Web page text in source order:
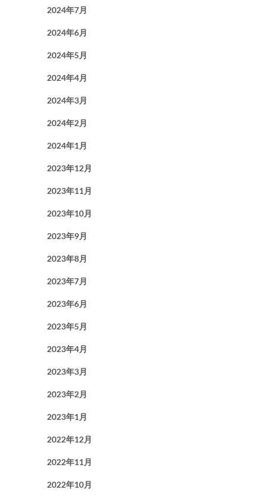
2024年7月
2024年6月
2024年5月
2024年4月
2024年3月
2024年2月
2024年1月
2023年12月
2023年11月
2023年10月
2023年9月
2023年8月
2023年7月
2023年6月
2023年5月
2023年4月
2023年3月
2023年2月
2023年1月
2022年12月
2022年11月
2022年10月